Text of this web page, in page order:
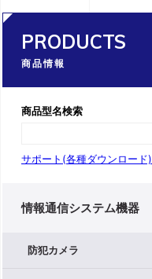
PRODUCTS
商品情報
商品型名検索
サポート(各種ダウンロード)
情報通信システム機器
防犯カメラ